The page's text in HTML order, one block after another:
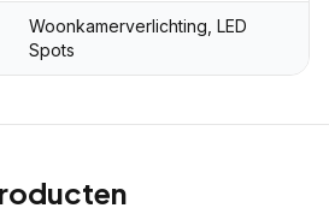
Woonkamerverlichting, LED
Spots